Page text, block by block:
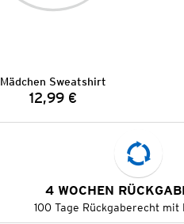
Mädchen Sweatshirt
Preis:
12,99 €
4 WOCHEN
100 Tage Rückgaberecht mit